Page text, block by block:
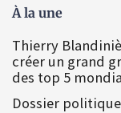
À la une
Thierry
créer un grand
des top 5
Dossier